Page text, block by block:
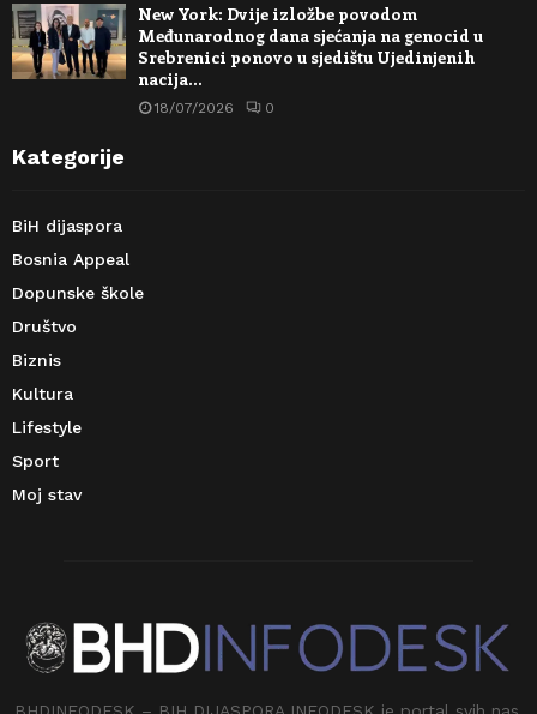
New York: Dvije izložbe povodom
Međunarodnog dana sjećanja na genocid u
Srebrenici ponovo u sjedištu Ujedinjenih
nacija…
18/07/2026 0
Kategorije
BiH dijaspora
Bosnia Appeal
Dopunske škole
Društvo
Biznis
Kultura
Lifestyle
Sport
Moj stav